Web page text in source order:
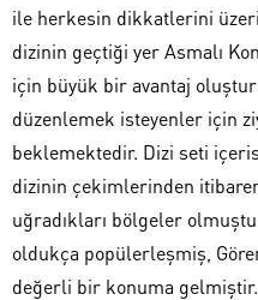
ile herkesin dikkatlerini
dizinin geçtiği yer Asmalı
için büyük bir avantaj
düzenlemek isteyenler için
beklemektedir. Dizi seti
dizinin çekimlerinden
uğradıkları bölgeler
oldukça popülerleşmiş,
değerli bir konuma